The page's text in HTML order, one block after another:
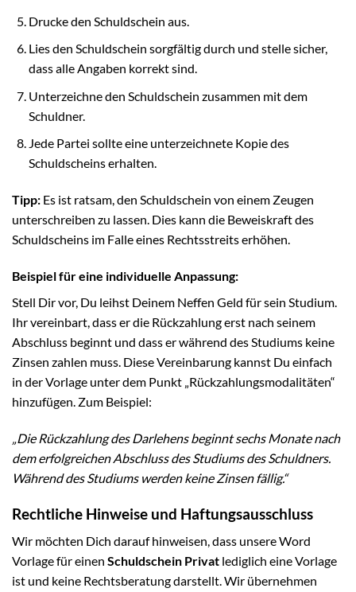
Drucke den Schuldschein aus.
Lies den Schuldschein sorgfältig durch und stelle sicher,
dass alle Angaben korrekt sind.
Unterzeichne den Schuldschein zusammen mit dem
Schuldner.
Jede Partei sollte eine unterzeichnete Kopie des
Schuldscheins erhalten.
Tipp: Es ist ratsam, den Schuldschein von einem Zeugen
unterschreiben zu lassen. Dies kann die Beweiskraft des
Schuldscheins im Falle eines Rechtsstreits erhöhen.
Beispiel für eine individuelle Anpassung:
Stell Dir vor, Du leihst Deinem Neffen Geld für sein Studium.
Ihr vereinbart, dass er die Rückzahlung erst nach seinem
Abschluss beginnt und dass er während des Studiums keine
Zinsen zahlen muss. Diese Vereinbarung kannst Du einfach
in der Vorlage unter dem Punkt „Rückzahlungsmodalitäten“
hinzufügen. Zum Beispiel:
„Die Rückzahlung des Darlehens beginnt sechs Monate nach
dem erfolgreichen Abschluss des Studiums des Schuldners.
Während des Studiums werden keine Zinsen fällig.“
Rechtliche Hinweise und Haftungsausschluss
Wir möchten Dich darauf hinweisen, dass unsere Word
Vorlage für einen Schuldschein Privat lediglich eine Vorlage
ist und keine Rechtsberatung darstellt. Wir übernehmen